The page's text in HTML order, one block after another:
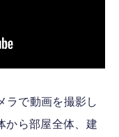
ラで動画を撮影し
から部屋全体、建